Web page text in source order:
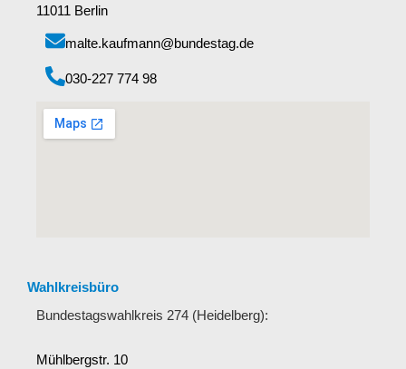
11011 Berlin
malte.kaufmann@bundestag.de
‭030-227 774 98‬
Wahlkreisbüro
Bundestagswahlkreis 274 (Heidelberg):
Mühlbergstr. 10